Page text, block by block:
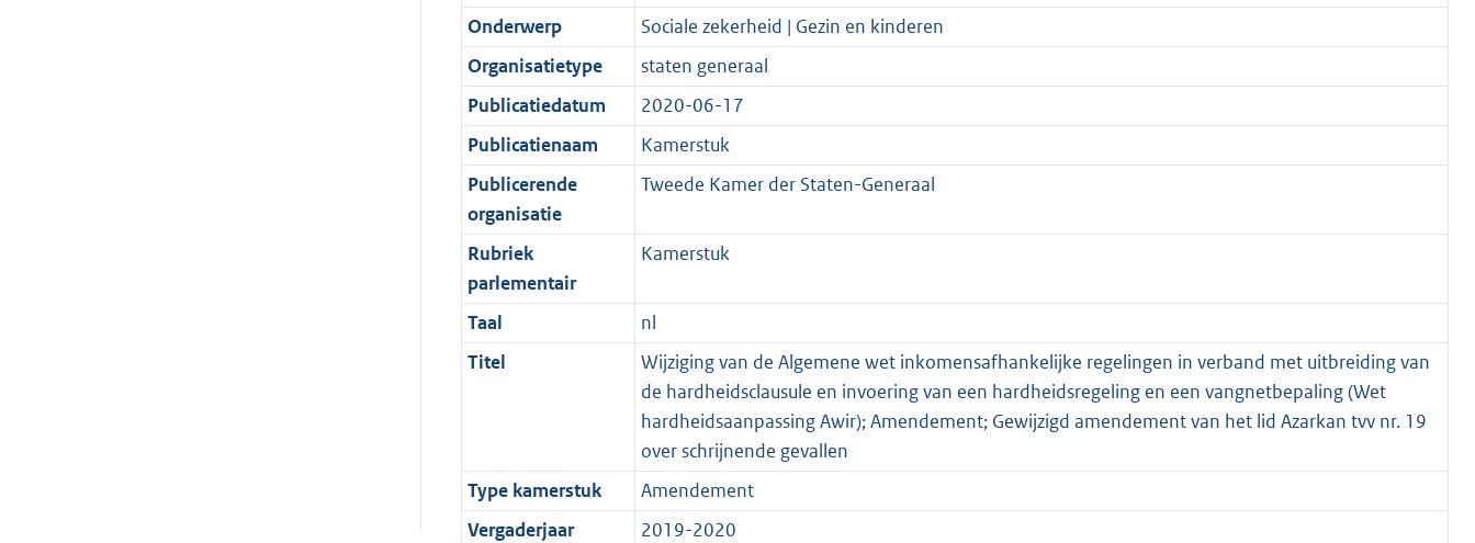
Onderwerp
Sociale zekerheid | Gezin en kinderen
Organisatietype
staten generaal
Publicatiedatum
2020-06-17
Publicatienaam
Kamerstuk
Publicerende
organisatie
Tweede Kamer der Staten-Generaal
Rubriek
parlementair
Kamerstuk
Taal
nl
Titel
Wijziging van de Algemene wet inkomensafhankelijke regelingen in verband met uitbreiding van
de hardheidsclausule en invoering van een hardheidsregeling en een vangnetbepaling (Wet
hardheidsaanpassing Awir); Amendement; Gewijzigd amendement van het lid Azarkan tvv nr. 19
over schrijnende gevallen
Type kamerstuk
Amendement
Vergaderjaar
2019-2020